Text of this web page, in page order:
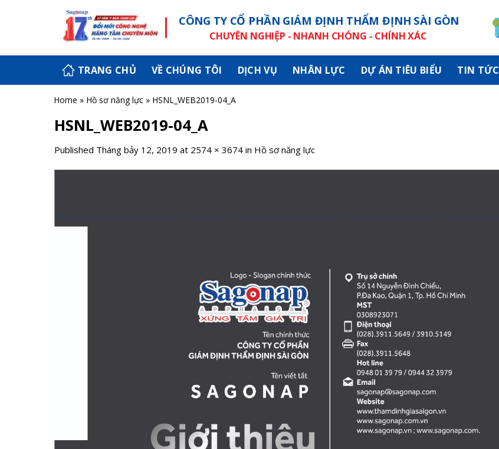
CÔNG TY CỔ PHẦN GIÁM ĐỊNH THẨM ĐỊNH SÀI GÒN
CHUYÊN NGHIỆP - NHANH CHÓNG - CHÍNH XÁC
TRANG CHỦ VỀ CHÚNG TÔI DỊCH VỤ NHÂN LỰC DỰ ÁN TIÊU BIỂU TIN TỨC
Home » Hồ sơ năng lực» HSNL_WEB2019-04_A
HSNL_WEB2019-04_A
Published Tháng bảy 12, 2019 at 2574 × 3674 in Hồ sơ năng lực